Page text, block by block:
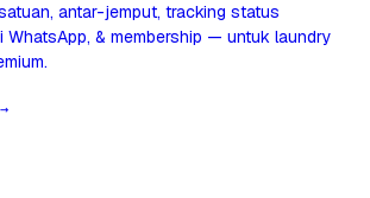
antar-jemput, tracking status
WhatsApp, & membership — untuk laundry